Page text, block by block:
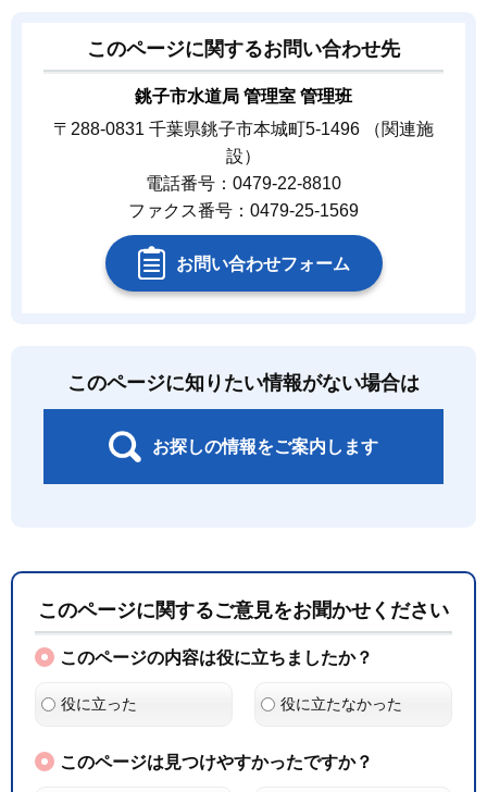
このページに関するお問い合わせ先
銚子市水道局 管理室 管理班
〒288-0831 千葉県銚子市本城町5-1496 （関連施
設）
電話番号：0479-22-8810
ファクス番号：0479-25-1569
お問い合わせフォーム
このページに知りたい情報がない場合は
お探しの情報をご案内します
このページに関するご意見をお聞かせください
このページの内容は役に立ちましたか？
役に立った 役に立たなかった
このページは見つけやすかったですか？